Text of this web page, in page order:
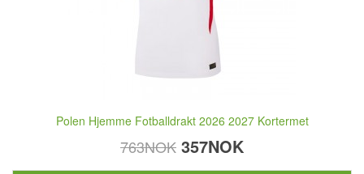
Polen Hjemme Fotballdrakt 2026 2027 Kortermet
763NOK 357NOK